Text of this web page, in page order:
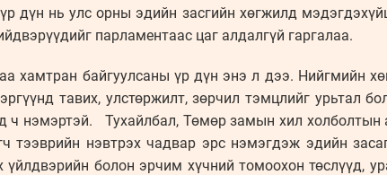
дүн нь улс орны эдийн засгийн хөгжилд
парламентаас цаг алдалгүй гаргалаа.
хамтран байгуулсаны үр дүн энэ л дээ. Нийгмийн
тавих, улстөржилт, зөрчил тэмцлийг урьтал
ч нэмэртэй. Тухайлбал, Төмөр замын хил холболтын
тээврийн нэвтрэх чадвар эрс нэмэгдэж эдийн
үйлдвэрийн болон эрчим хүчний томоохон төслүүд,